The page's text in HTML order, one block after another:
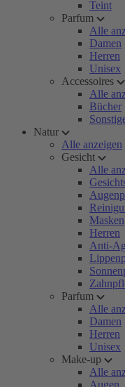
Teint
Parfum
Alle
Damen
Herren
Unisex
Accessoires
Alle
Bücher
Natur
Alle anzeigen
Gesicht
Alle
Masken
Herren
Anti-
Parfum
Alle
Damen
Herren
Unisex
Make-up
Alle
Augen